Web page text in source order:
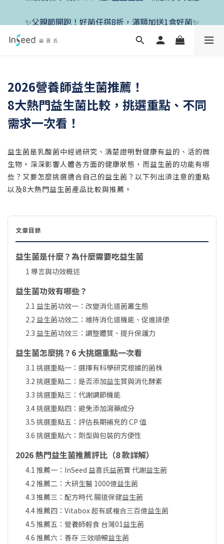
✨新朋友首單現折400+送1盒益生菌，滿額再享免運✨
2026營養師益生菌推薦！
8大熱門益生菌比較，挑選重點、不同
需求一次看！
益生菌是乳酸菌中經過研究、清楚證明對健康有益的、活的微
生物。深深影響人體各方面的健康狀態，而益生菌的功能有哪
些？又要怎麼挑選適合自己的益生菌？以下列出須注意的重點
以及8大熱門益生菌產品比較與推薦。
文章目錄
益生菌是什麼？為什麼需要吃益生菌
1 導言與功效概述
益生菌功效有哪些？
2.1 益生菌功效一：改變消化道菌叢生態
2.2 益生菌功效二：維持消化道機能、促進排便
2.3 益生菌功效三：調整體質、提升保護力
益生菌怎麼挑？6 大挑選重點一次看
3.1 挑選重點一：選擇有科學研究根據的菌株
3.2 挑選重點二：是否添加益生質與消化酵素
3.3 挑選重點三：代謝調節機能
3.4 挑選重點四：避免添加瀉藥成分
3.5 挑選重點五：評估長期補充的 CP 值
3.6 挑選重點六：劑型與包裝的方便性
2026 熱門益生菌推薦評比（8 款詳解）
4.1 推薦一：InSeed 益喜氏益菌寶 代謝益生菌
4.2 推薦二：大研生醫 1000億益生菌
4.3 推薦三：配方時代 腸道保健益生菌
4.4 推薦四：Vitabox 超有感複合三百億益生菌
4.5 推薦五：營養師輕食 台灣01益生菌
4.6 推薦六：善存 三效順暢益生菌